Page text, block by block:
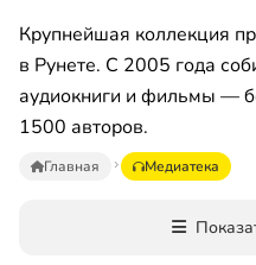
Крупнейшая коллекция
в Рунете. С 2005 года
аудиокниги и фильмы —
1500 авторов.
Главная Медиатека